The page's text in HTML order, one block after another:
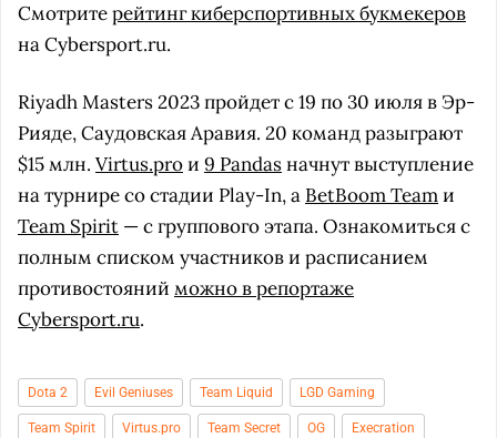
Смотритерейтинг киберспортивных букмекеров
на Cybersport.ru.
Riyadh Masters 2023 пройдет с 19 по 30 июля в Эр-
Рияде, Саудовская Аравия. 20 команд разыграют
$15 млн. Virtus.proи 9 Pandasначнут выступление
на турнире со стадии Play-In, а BetBoom Teamи
Team Spirit — с группового этапа. Ознакомиться с
полным списком участников и расписанием
противостояний можно в репортаже
Cybersport.ru.
Dota 2 Evil Geniuses Team Liquid LGD Gaming
Team Spirit Virtus.pro Team Secret OG Execration